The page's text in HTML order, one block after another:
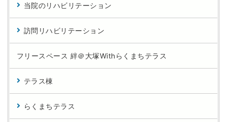
当院のリハビリテーション
訪問リハビリテーション
フリースペース 絆＠大塚Withらくまちテラス
テラス棟
らくまちテラス